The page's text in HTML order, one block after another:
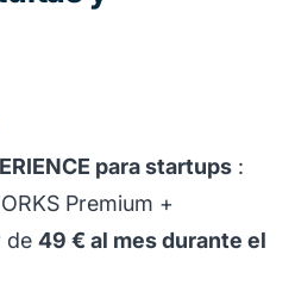
para startups :
Premium +
de 49 € al mes durante el